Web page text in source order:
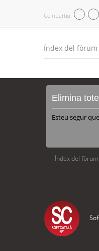
Compartiu
Índex del fòrum
Elimina
Esteu segur
Índex del fòrum